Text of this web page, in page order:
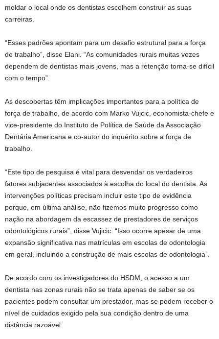
moldar o local onde os dentistas escolhem construir as suas
carreiras.
“Esses padrões apontam para um desafio estrutural para a força
de trabalho”, disse Elani. “As comunidades rurais muitas vezes
dependem de dentistas mais jovens, mas a retenção torna-se difícil
com o tempo”.
As descobertas têm implicações importantes para a política de
força de trabalho, de acordo com Marko Vujcic, economista-chefe e
vice-presidente do Instituto de Política de Saúde da Associação
Dentária Americana e co-autor do inquérito sobre a força de
trabalho.
“Este tipo de pesquisa é vital para desvendar os verdadeiros
fatores subjacentes associados à escolha do local do dentista. As
intervenções políticas precisam incluir este tipo de evidência
porque, em última análise, não fizemos muito progresso como
nação na abordagem da escassez de prestadores de serviços
odontológicos rurais”, disse Vujicic. “Isso ocorre apesar de uma
expansão significativa nas matrículas em escolas de odontologia
em geral, incluindo a construção de mais escolas de odontologia”.
De acordo com os investigadores do HSDM, o acesso a um
dentista nas zonas rurais não se trata apenas de saber se os
pacientes podem consultar um prestador, mas se podem receber o
nível de cuidados exigido pela sua condição dentro de uma
distância razoável.